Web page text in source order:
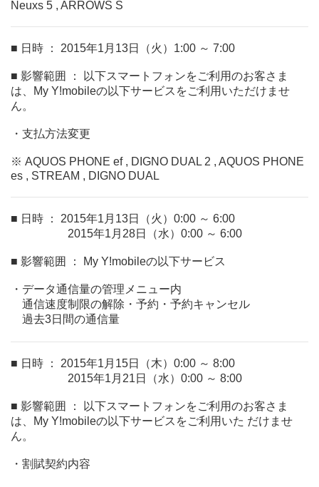
Neuxs 5 , ARROWS S
■ 日時 ： 2015年1月13日（火）1:00 ～ 7:00
■ 影響範囲 ： 以下スマートフォンをご利用のお客さま
は、My Y!mobileの以下サービスをご利用いただけませ
ん。
・支払方法変更
※ AQUOS PHONE ef , DIGNO DUAL 2 , AQUOS PHONE
es , STREAM , DIGNO DUAL
■ 日時 ： 2015年1月13日（火）0:00 ～ 6:00
2015年1月28日（水）0:00 ～ 6:00
■ 影響範囲 ： My Y!mobileの以下サービス
・データ通信量の管理メニュー内
通信速度制限の解除・予約・予約キャンセル
過去3日間の通信量
■ 日時 ： 2015年1月15日（木）0:00 ～ 8:00
2015年1月21日（水）0:00 ～ 8:00
■ 影響範囲 ： 以下スマートフォンをご利用のお客さま
は、My Y!mobileの以下サービスをご利用いた だけませ
ん。
・割賦契約内容